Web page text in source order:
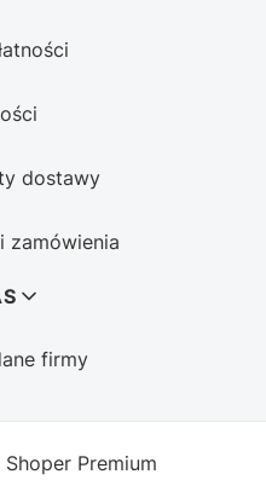
dostawy
zamówienia
firmy
Shoper Premium